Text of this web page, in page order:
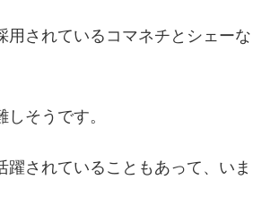
用されているコマネチとシェーな
そうです。
されていることもあって、いま